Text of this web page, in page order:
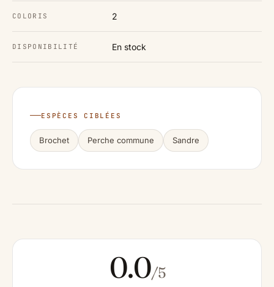
COLORIS 2
DISPONIBILITÉ En stock
ESPÈCES CIBLÉES
Brochet Perche commune Sandre
0.0/5